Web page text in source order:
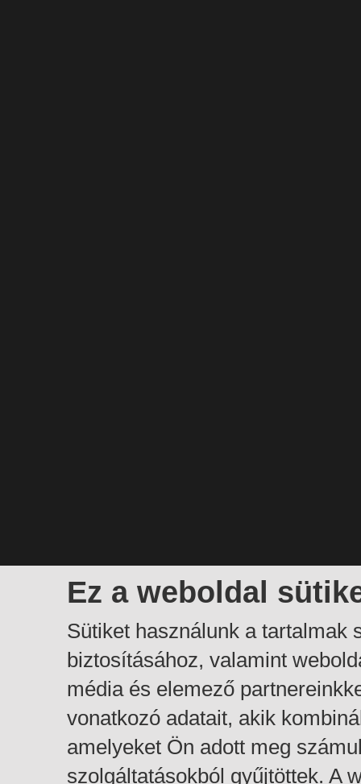
Ez a weboldal
Sütiket használunk a tartalmak
biztosításához, valamint
média és elemező
vonatkozó adatait, akik
amelyeket Ön adott meg
szolgáltatásokból gyűjtöttek. A